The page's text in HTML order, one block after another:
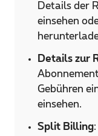
Details der
einsehen
Details zur
Gebühren
einsehen.
Split Billing